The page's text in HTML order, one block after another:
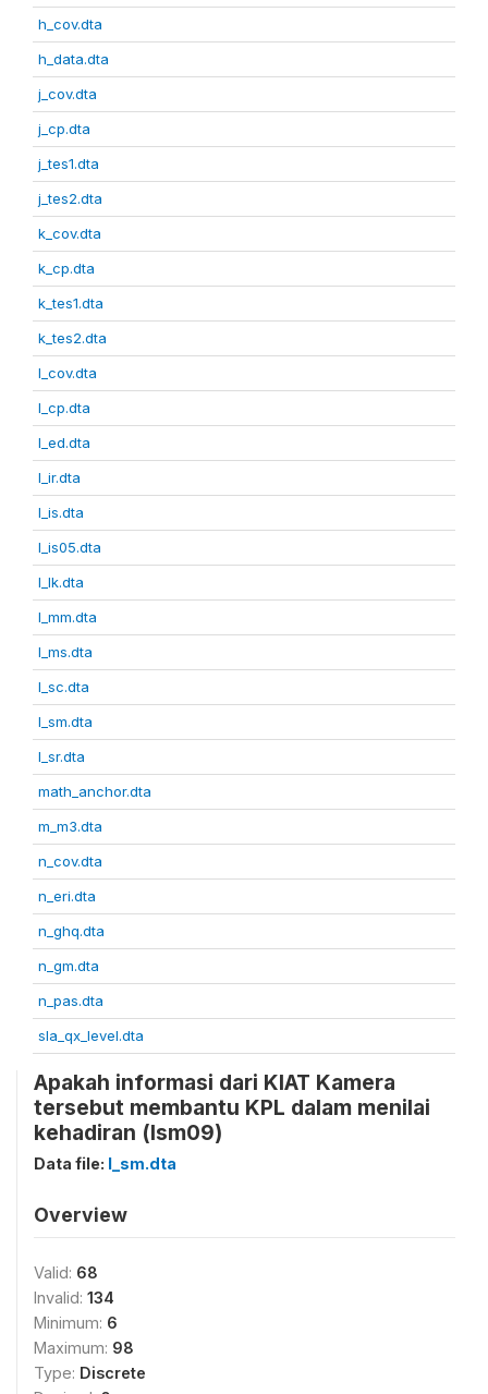
h_cov.dta
h_data.dta
j_cov.dta
j_cp.dta
j_tes1.dta
j_tes2.dta
k_cov.dta
k_cp.dta
k_tes1.dta
k_tes2.dta
l_cov.dta
l_cp.dta
l_ed.dta
l_ir.dta
l_is.dta
l_is05.dta
l_lk.dta
l_mm.dta
l_ms.dta
l_sc.dta
l_sm.dta
l_sr.dta
math_anchor.dta
m_m3.dta
n_cov.dta
n_eri.dta
n_ghq.dta
n_gm.dta
n_pas.dta
sla_qx_level.dta
Apakah informasi dari KIAT Kamera
tersebut membantu KPL dalam menilai
kehadiran (lsm09)
Data file: l_sm.dta
Overview
Valid: 68
Invalid: 134
Minimum: 6
Maximum: 98
Type: Discrete